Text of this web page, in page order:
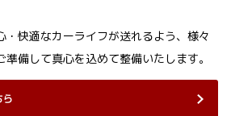
・快適なカーライフが送れるよう、様々
備して真心を込めて整備いたします。
ら